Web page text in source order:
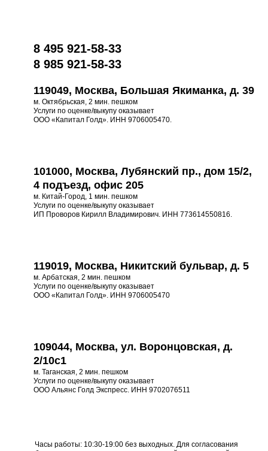
8 495 921-58-33
8 985 921-58-33
119049, Москва, Большая Якиманка, д. 39
м. Октябрьская, 2 мин. пешком
Услуги по оценке/выкупу оказывает
ООО «Капитал Голд». ИНН 9706005470.
101000, Москва, Лубянский пр., дом 15/2,
4 подъезд, офис 205
м. Китай-Город, 1 мин. пешком
Услуги по оценке/выкупу оказывает
ИП Проворов Кирилл Владимирович. ИНН 773614550816.
119019, Москва, Никитский бульвар, д. 5
м. Арбатская, 2 мин. пешком
Услуги по оценке/выкупу оказывает
ООО «Капитал Голд». ИНН 9706005470
109044, Москва, ул. Воронцовская, д.
2/10с1
м. Таганская, 2 мин. пешком
Услуги по оценке/выкупу оказывает
ООО Альянс Голд Экспресс. ИНН 9702076511
Часы работы: 10:30-19:00 без выходных. Для согласования